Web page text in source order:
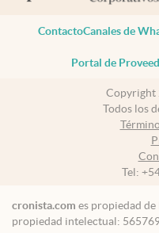
ContactoCanales de
Portal de
Copyright
Todos los
Tel:
cronista.com es propiedad
propiedad intelectual: